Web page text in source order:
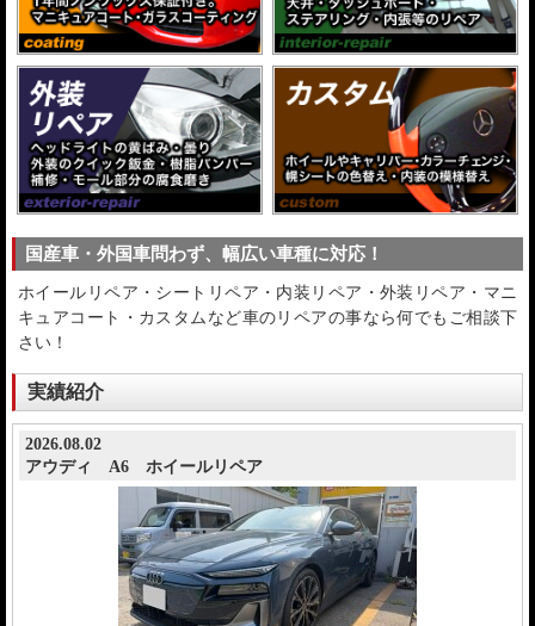
国産車・外国車問わず、幅広い車種に対応！
ホイールリペア・シートリペア・内装リペア・外装リペア・マニ
キュアコート・カスタムなど車のリペアの事なら何でもご相談下
さい！
実績紹介
2026.08.02
アウディ A6 ホイールリペア